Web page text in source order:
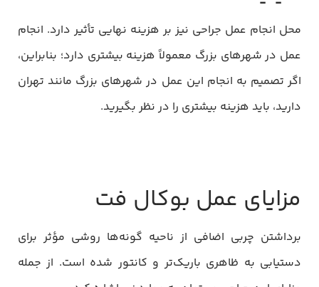
محل انجام عمل جراحی نیز بر هزینه نهایی تأثیر دارد. انجام
عمل در شهرهای بزرگ معمولاً هزینه بیشتری دارد؛ بنابراین،
اگر تصمیم به انجام این عمل در شهرهای بزرگ مانند تهران
دارید، باید هزینه بیشتری را در نظر بگیرید.
مزایای عمل بوکال فت
برداشتن چربی اضافی از ناحیه گونه‌ها روشی مؤثر برای
دستیابی به ظاهری باریک‌تر و کانتور شده است. از جمله